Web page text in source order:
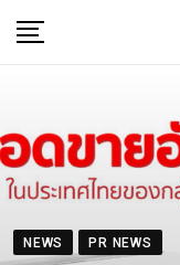
to
NEWS PR NEWS